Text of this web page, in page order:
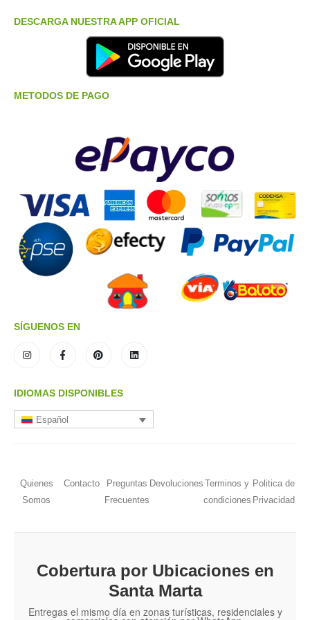
DESCARGA NUESTRA APP OFICIAL
METODOS DE PAGO
SÍGUENOS EN
IDIOMAS DISPONIBLES
Español
Quienes
Somos
Contacto
Preguntas
Frecuentes
Devoluciones Terminos y
condiciones
Politica de
Privacidad
Cobertura por Ubicaciones en
Santa Marta
Entregas el mismo día en zonas turísticas, residenciales y